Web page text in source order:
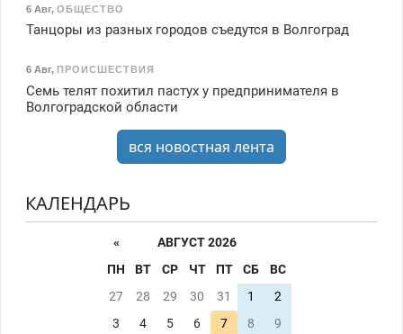
6 Авг, ОБЩЕСТВО
Танцоры из разных городов съедутся в Волгоград
6 Авг, ПРОИСШЕСТВИЯ
Семь телят похитил пастух у предпринимателя в
Волгоградской области
вся новостная лента
КАЛЕНДАРЬ
«
АВГУСТ 2026
ПН
ВТ СР ЧТ ПТ СБ
ВС
27
28 29 30 31 1
2
3
4 5 6 7 8
9